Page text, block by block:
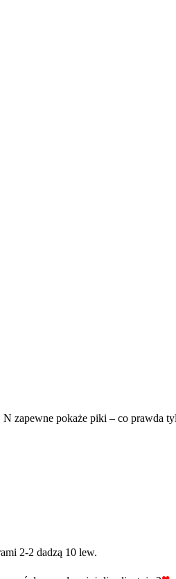
N zapewne pokaże piki – co prawda
2-2 dadzą 10 lew.